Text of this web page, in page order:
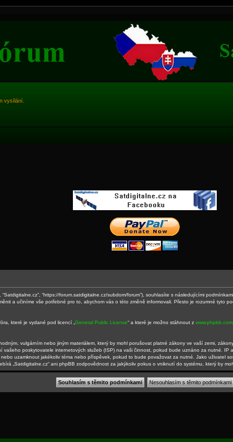
vysílání.
“Satdigitalne.cz”, “https://forum.satdigitalne.cz/subdom/forum”), souhlasíte s následujícími
a učiníme vše potřebné pro to, abychom vás o této změně informovali. Přesto je rozumné tyto
které je vydané pod licencí „ General Public License“ a které je možno stáhnout z www.phpbb.com
vulgárním nebo jiným materiálem, který by mohl porušovat platné zákony ve vaší zemi,
vašeho poskytovatele internetových služeb (ISP) na vaši činnost, pokud bude uznáno za nutné.
uzamknout jakékoliv téma nebo příspěvek, pokud to bude považovat za nutné. Jako uživatel
„Satdigitalne.cz“ ani phpBB zodpovědnost za jakýkoliv pokus o vniknutí do systému, který by